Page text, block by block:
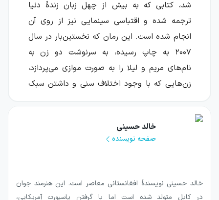
شد، کتابی که به بیش از چهل زبان زندهٔ دنیا
ترجمه شده و اقتباسی سینمایی نیز از روی آن
انجام شده است. این رمان که نخستین‌بار در سال
۲۰۰۷ به چاپ رسیده، به سرنوشت دو زن به
نام‌های مریم و لیلا را به صورت موازی می‌پردازد،
زن‌هایی که با وجود اختلاف سنی و داشتن سبک
آن‌ها را در یک نقطه به هم می‌رساند و در جایی از
داستان، ناگهان آرمان‌های مشترکی پیدا می‌کنند که
و دشمنی شکل گرفته، نیمهٔ دوم کتاب را تشکیل
می‌دهد. جنگ، تاریخ معاصر افغانستان، جنبهٔ
خالد حسینی
صفحه نویسنده
خالد حسینی نویسندهٔ افغانستانی معاصر است. این هنرمند جوان
در کابل متولد شده است اما با گرفتن پاسپورت آمریکایی،